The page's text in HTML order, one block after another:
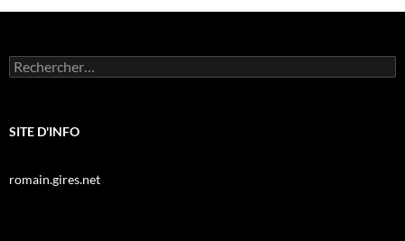
Rechercher :
SITE D'INFO
romain.gires.net